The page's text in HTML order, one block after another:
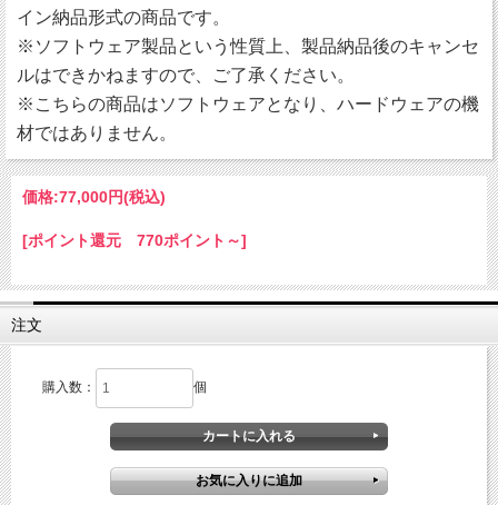
イン納品形式の商品です。
※ソフトウェア製品という性質上、製品納品後のキャンセ
ルはできかねますので、ご了承ください。
※こちらの商品はソフトウェアとなり、ハードウェアの機
材ではありません。
価格:77,000円(税込)
[ポイント還元 770ポイント～]
注文
購入数： 個